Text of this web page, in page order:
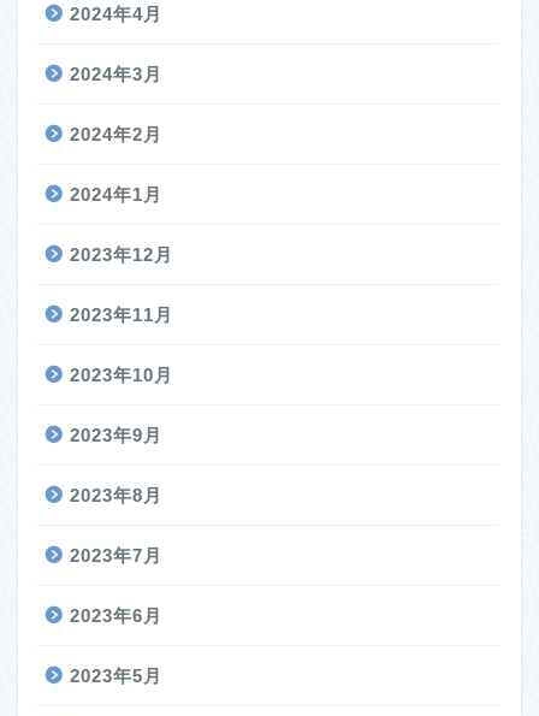
2024年4月
2024年3月
2024年2月
2024年1月
2023年12月
2023年11月
2023年10月
2023年9月
2023年8月
2023年7月
2023年6月
2023年5月